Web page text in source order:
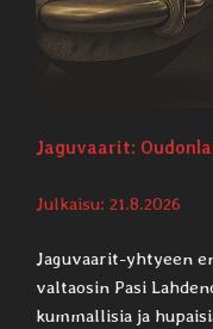
Jaguvaarit:
Julkaisu: 21.8.2026
Jaguvaarit-yhtyeen
valtaosin Pasi
kummallisia ja